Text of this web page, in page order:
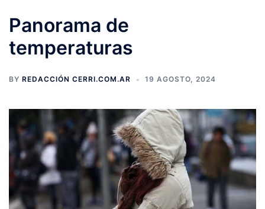
Panorama de
temperaturas
BY REDACCIÓN CERRI.COM.AR 19 AGOSTO, 2024